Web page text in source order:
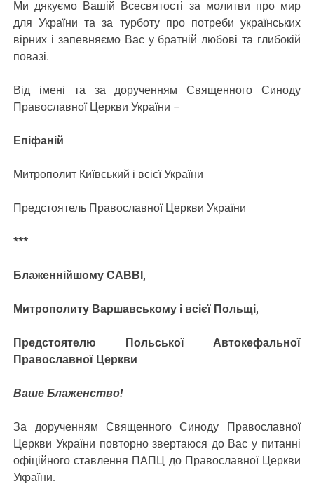
Ми дякуємо Вашій Всесвятості за молитви про мир
для України та за турботу про потреби українських
вірних і запевняємо Вас у братній любові та глибокій
повазі.
Від імені та за дорученням Священного Синоду
Православної Церкви України –
Епіфаній
Митрополит Київський і всієї України
Предстоятель Православної Церкви України
***
Блаженнійшому САВВІ,
Митрополиту Варшавському і всієї Польщі,
Предстоятелю Польської Автокефальної
Православної Церкви
Ваше Блаженство!
За дорученням Священного Синоду Православної
Церкви України повторно звертаюся до Вас у питанні
офіційного ставлення ПАПЦ до Православної Церкви
України.